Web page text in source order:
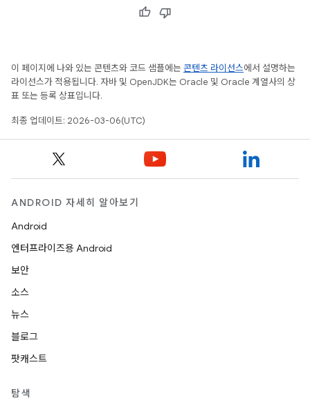
이 페이지에 나와 있는 콘텐츠와 코드 샘플에는 콘텐츠 라이선스에서 설명하는
라이선스가 적용됩니다. 자바 및 OpenJDK는 Oracle 및 Oracle 계열사의 상
표 또는 등록 상표입니다.
최종 업데이트: 2026-03-06(UTC)
ANDROID 자세히 알아보기
Android
엔터프라이즈용 Android
보안
소스
뉴스
블로그
팟캐스트
탐색